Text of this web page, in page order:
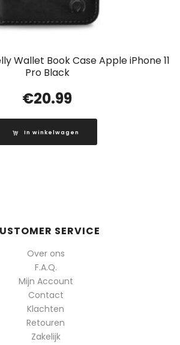
Wallet Book Case Apple iPhone 11
Pro Black
€20.99
In winkelwagen
SERVICE
Over ons
F.A.Q.
Mijn Account
Contact
Klachten
Retouren
Zakelijk